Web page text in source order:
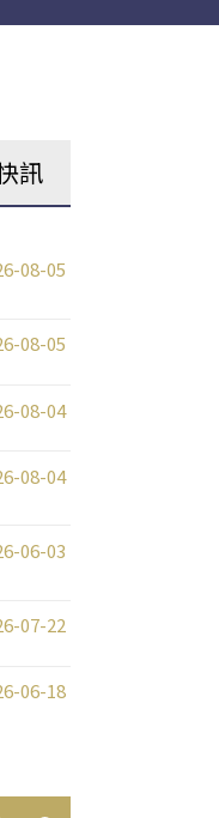
訊
08-05
08-05
08-04
08-04
06-03
07-22
06-18